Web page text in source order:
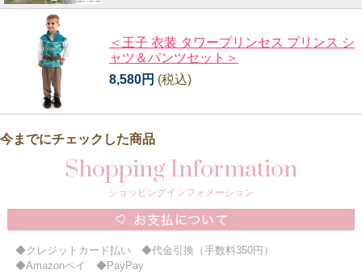
＜王子 衣装 タワープリンセス プリンス シ
ャツ＆パンツセット＞
8,580円 (税込)
今までにチェックした商品
Shopping Information
ショッピングインフォメーション
◆クレジットカード払い ◆代金引換（手数料350円）
◆Amazonペイ ◆PayPay